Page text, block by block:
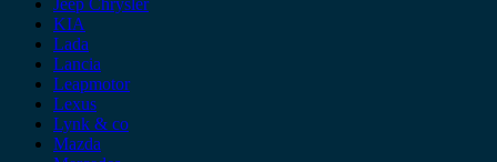
Jeep Chrysler
KIA
Lada
Lancia
Leapmotor
Lexus
Lynk & co
Mazda